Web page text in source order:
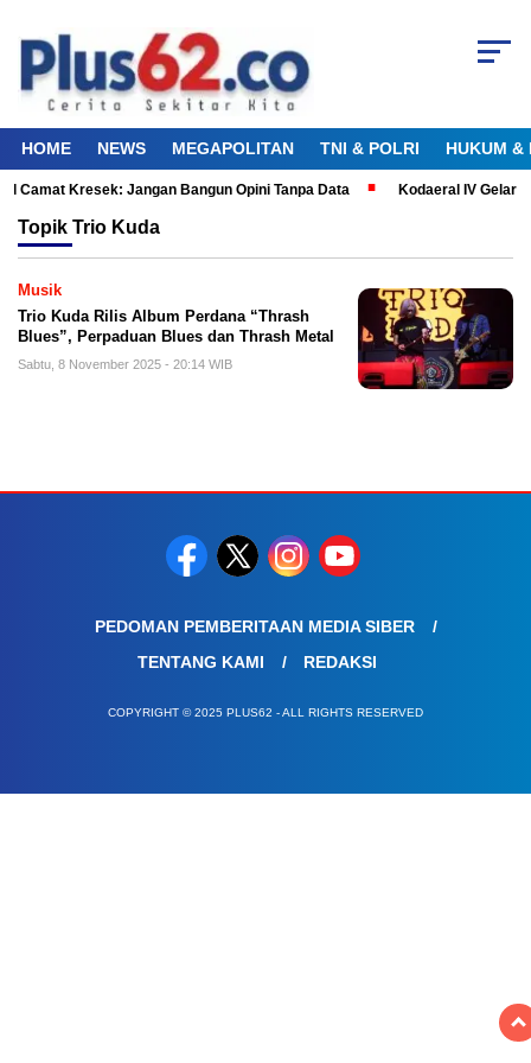
HOME NEWS MEGAPOLITAN TNI & POLRI HUKUM &
Camat Kresek: Jangan Bangun Opini Tanpa Data Kodaeral IV Gelar
Topik Trio Kuda
Musik
Trio Kuda Rilis Album Perdana “Thrash
Blues”, Perpaduan Blues dan Thrash Metal
Sabtu, 8 November 2025 - 20:14 WIB
PEDOMAN PEMBERITAAN MEDIA SIBER
TENTANG KAMI
REDAKSI
COPYRIGHT © 2025 PLUS62 - ALL RIGHTS RESERVED